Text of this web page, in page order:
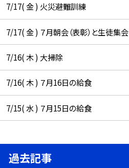
7/17( 金 ) 火災避難訓練
7/17( 金 ) ７月朝会（表彰）と生徒集会
7/16( 木 ) 大掃除
7/16( 木 ) ７月16日の給食
7/15( 水 ) ７月15日の給食
過去記事